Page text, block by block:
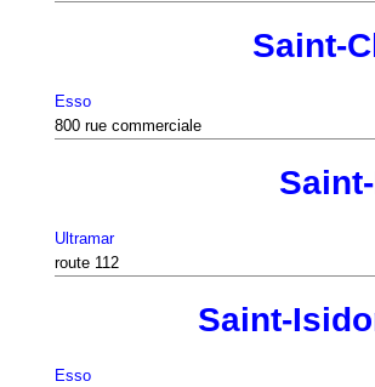
Saint-
Esso
800 rue commerciale
Ultramar
route 112
Saint-
Esso